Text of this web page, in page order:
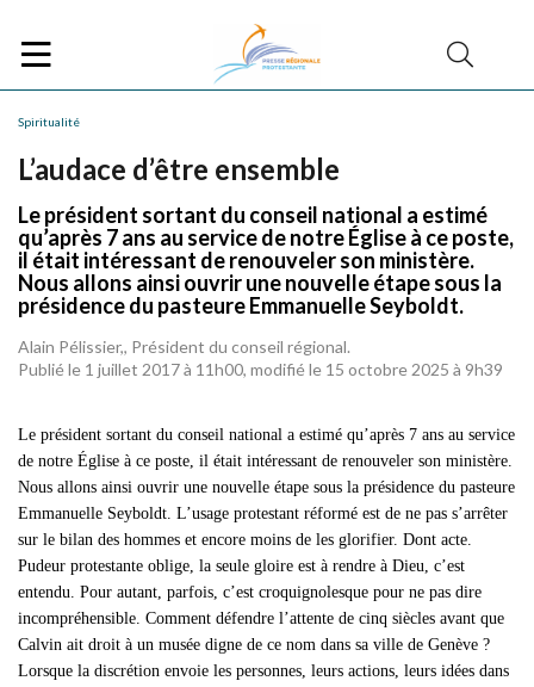
Spiritualité
L’audace d’être ensemble
Le président sortant du conseil national a estimé
qu’après 7 ans au service de notre Église à ce poste,
il était intéressant de renouveler son ministère.
Nous allons ainsi ouvrir une nouvelle étape sous la
présidence du pasteure Emmanuelle Seyboldt.
Alain Pélissier,, Président du conseil régional.
Publié le 1 juillet 2017 à 11h00, modifié le 15 octobre 2025 à 9h39
Le président sortant du conseil national a estimé qu’après 7 ans au service
de notre Église à ce poste, il était intéressant de renouveler son ministère.
Nous allons ainsi ouvrir une nouvelle étape sous la présidence du pasteure
Emmanuelle Seyboldt. L’usage protestant réformé est de ne pas s’arrêter
sur le bilan des hommes et encore moins de les glorifier. Dont acte.
Pudeur protestante oblige, la seule gloire est à rendre à Dieu, c’est
entendu. Pour autant, parfois, c’est croquignolesque pour ne pas dire
incompréhensible. Comment défendre l’attente de cinq siècles avant que
Calvin ait droit à un musée digne de ce nom dans sa ville de Genève ?
Lorsque la discrétion envoie les personnes, leurs actions, leurs idées dans